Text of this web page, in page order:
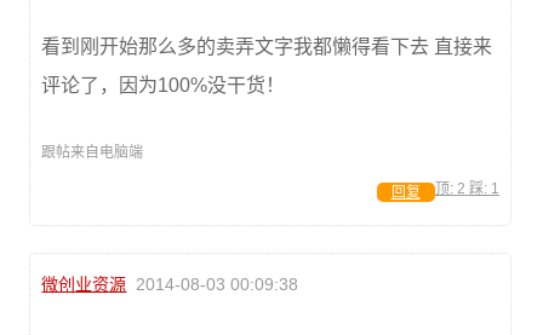
看到刚开始那么多的卖弄文字我都懒得看下去 直接来
评论了，因为100%没干货！
跟帖来自电脑端
顶: 2 踩: 1
回复
微创业资源 2014-08-03 00:09:38